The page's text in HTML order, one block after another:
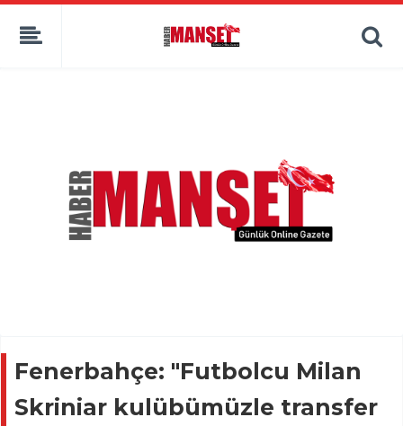
Fenerbahçe: "Futbolcu Milan
Skriniar kulübümüzle transfer